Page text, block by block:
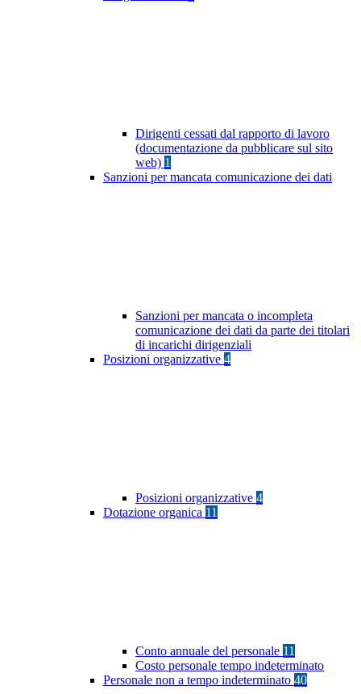
Dirigenti cessati dal rapporto di lavoro
(documentazione da pubblicare sul sito
web) 1
Sanzioni per mancata comunicazione dei dati
Sanzioni per mancata o incompleta
comunicazione dei dati da parte dei titolari
di incarichi dirigenziali
Posizioni organizzative 4
Posizioni organizzative 4
Dotazione organica 11
Conto annuale del personale 11
Costo personale tempo indeterminato
Personale non a tempo indeterminato 40